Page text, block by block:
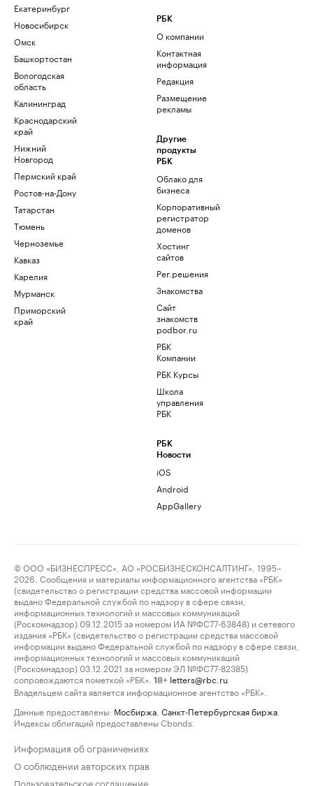
Екатеринбург
Новосибирск
Омск
Башкортостан
Вологодская
область
Калининград
Краснодарский
край
Нижний
Новгород
Пермский край
Ростов-на-Дону
Татарстан
Тюмень
Черноземье
Кавказ
Карелия
Мурманск
Приморский
край
РБК
О компании
Контактная
информация
Редакция
Размещение
рекламы
Другие
продукты
РБК
Облако для
бизнеса
Корпоративный
регистратор
доменов
Хостинг
сайтов
Рег.решения
Знакомства
Сайт
знакомств
podbor.ru
РБК
Компании
РБК Курсы
Школа
управления
РБК
РБК
Новости
iOS
Android
AppGallery
© ООО «БИЗНЕСПРЕСС», АО «РОСБИЗНЕСКОНСАЛТИНГ», 1995–
2026. Сообщения и материалы информационного агентства «РБК»
(свидетельство о регистрации средства массовой информации
выдано Федеральной службой по надзору в сфере связи,
информационных технологий и массовых коммуникаций
(Роскомнадзор) 09.12.2015 за номером ИА №ФС77-63848) и сетевого
издания «РБК» (свидетельство о регистрации средства массовой
информации выдано Федеральной службой по надзору в сфере связи,
информационных технологий и массовых коммуникаций
(Роскомнадзор) 03.12.2021 за номером ЭЛ №ФС77-82385)
сопровождаются пометкой «РБК».
18+ letters@rbc.ru
Владельцем сайта является информационное агентство «РБК».
Данные предоставлены: Мосбиржа Санкт-Петербургская биржа
Индексы облигаций предоставлены Cbonds.
Информация об ограничениях
О соблюдении авторских прав
Пользовательское соглашение